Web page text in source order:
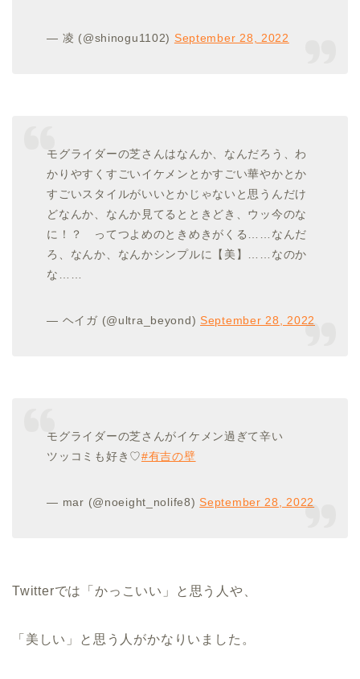
— 凌 (@shinogu1102) September 28, 2022
モグライダーの芝さんはなんか、なんだろう、わ
かりやすくすごいイケメンとかすごい華やかとか
すごいスタイルがいいとかじゃないと思うんだけ
どなんか、なんか見てるとときどき、ウッ今のな
に！？ ってつよめのときめきがくる……なんだ
ろ、なんか、なんかシンプルに【美】……なのか
な……
— ヘイガ (@ultra_beyond)September 28, 2022
モグライダーの芝さんがイケメン過ぎて辛い
ツッコミも好き♡#有吉の壁
— mar (@noeight_nolife8)September 28, 2022
Twitterでは「かっこいい」と思う人や、
「美しい」と思う人がかなりいました。